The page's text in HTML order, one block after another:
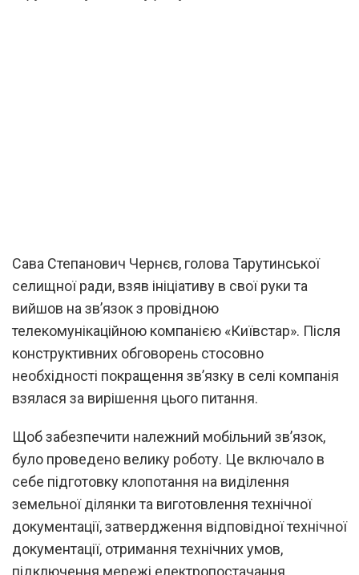
Сава Степанович Чернєв, голова Тарутинської
селищної ради, взяв ініціативу в свої руки та
вийшов на зв’язок з провідною
телекомунікаційною компанією «Київстар». Після
конструктивних обговорень стосовно
необхідності покращення зв’язку в селі компанія
взялася за вирішення цього питання.
Щоб забезпечити належний мобільний зв’язок,
було проведено велику роботу. Це включало в
себе підготовку клопотання на виділення
земельної ділянки та виготовлення технічної
документації, затвердження відповідної технічної
документації, отримання технічних умов,
підключення мережі електропостачання,